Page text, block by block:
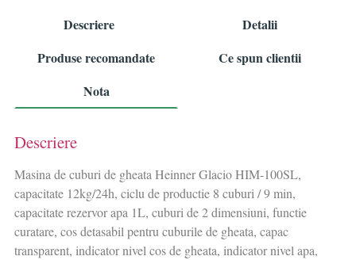
Descriere
Detalii
Produse recomandate
Ce spun clientii
Nota
Descriere
Masina de cuburi de gheata Heinner Glacio HIM-100SL,
capacitate 12kg/24h, ciclu de productie 8 cuburi / 9 min,
capacitate rezervor apa 1L, cuburi de 2 dimensiuni, functie
curatare, cos detasabil pentru cuburile de gheata, capac
transparent, indicator nivel cos de gheata, indicator nivel apa,